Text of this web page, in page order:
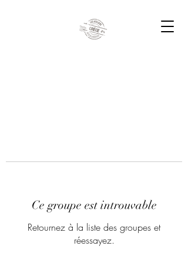
Ce groupe est introuvable
Retournez à la liste des groupes et
réessayez.